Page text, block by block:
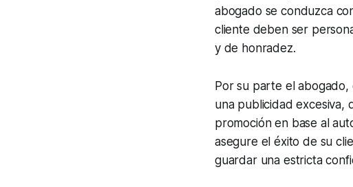
abogado se conduzca
cliente deben ser
y de honradez.
Por su parte el
una publicidad excesiva,
promoción en base al
asegure el éxito de su
guardar una estricta